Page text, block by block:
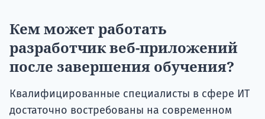
Кем может работать
разработчик веб-приложений
после завершения обучения?
Квалифицированные специалисты в сфере ИТ
достаточно востребованы на современном